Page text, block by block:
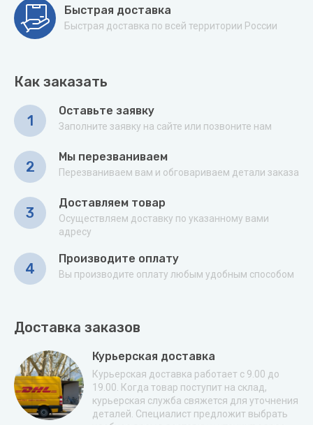
Быстрая доставка
Быстрая доставка по всей территории России
Как заказать
1
Оставьте заявку
Заполните заявку на сайте или позвоните нам
2
Мы перезваниваем
Перезваниваем вам и обговариваем детали заказа
3
Доставляем товар
Осуществляем доставку по указанному вами
адресу
4
Производите оплату
Вы производите оплату любым удобным способом
Доставка заказов
Курьерская доставка
Курьерская доставка работает с 9.00 до
19.00. Когда товар поступит на склад,
курьерская служба свяжется для уточнения
деталей. Специалист предложит выбрать